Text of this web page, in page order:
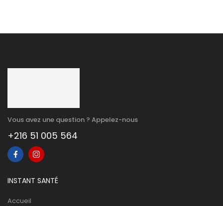
Vous avez une question ? Appelez-nous
+216 51 005 564
INSTANT SANTÉ
Accueil